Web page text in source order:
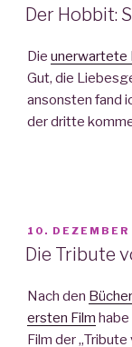
AM
Der Hobbit:
Die unerwartete
Gut, die
ansonsten fand
der dritte
AM
10.
Die Tribute
Nach den
ersten Film habe
Film der